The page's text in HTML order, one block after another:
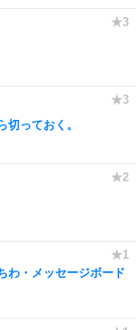
っておく。
わ・メッセージボード